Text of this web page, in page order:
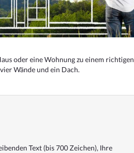
oder eine Wohnung zu einem richtigen
Wände und ein Dach.
Text (bis 700 Zeichen), Ihre